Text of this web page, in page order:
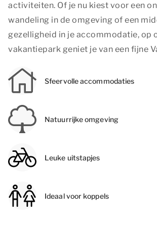
activiteiten. Of je nu kiest voor een
wandeling in de omgeving of een
gezelligheid in je accommodatie, op
vakantiepark geniet je van een fijne
Sfeervolle accommodaties
Natuurrijke omgeving
Leuke uitstapjes
Ideaal voor koppels